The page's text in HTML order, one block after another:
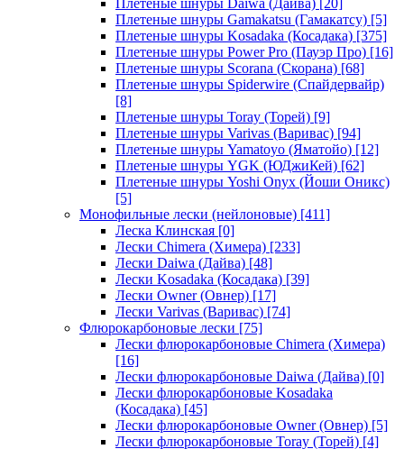
Плетеные шнуры Daiwa (Дайва) [20]
Плетеные шнуры Gamakatsu (Гамакатсу) [5]
Плетеные шнуры Kosadaka (Косадака) [375]
Плетеные шнуры Power Pro (Пауэр Про) [16]
Плетеные шнуры Scorana (Скорана) [68]
Плетеные шнуры Spiderwire (Спайдервайр)
[8]
Плетеные шнуры Toray (Торей) [9]
Плетеные шнуры Varivas (Варивас) [94]
Плетеные шнуры Yamatoyo (Яматойо) [12]
Плетеные шнуры YGK (ЮДжиКей) [62]
Плетеные шнуры Yoshi Onyx (Йоши Оникс)
[5]
Монофильные лески (нейлоновые) [411]
Леска Клинская [0]
Лески Chimera (Химера) [233]
Лески Daiwa (Дайва) [48]
Лески Kosadaka (Косадака) [39]
Лески Owner (Овнер) [17]
Лески Varivas (Варивас) [74]
Флюрокарбоновые лески [75]
Лески флюрокарбоновые Chimera (Химера)
[16]
Лески флюрокарбоновые Daiwa (Дайва) [0]
Лески флюрокарбоновые Kosadaka
(Косадака) [45]
Лески флюрокарбоновые Owner (Овнер) [5]
Лески флюрокарбоновые Toray (Торей) [4]